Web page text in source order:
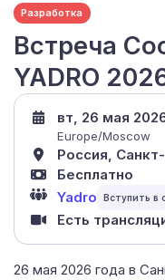
Разработка
Встреча
YADRO
26 мая 2026 года в
вт, 26 мая
Europe/Moscow
Россия,
Бесплатно
Yadro
Есть